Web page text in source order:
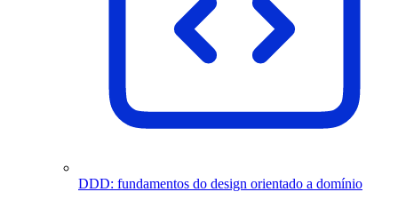
DDD: fundamentos do design orientado a domínio